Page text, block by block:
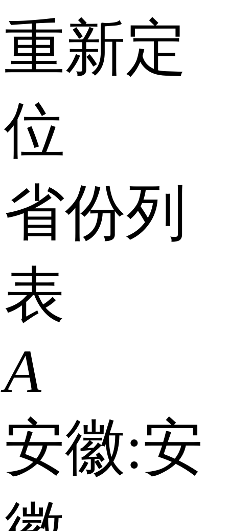
重新定
位
省份列
表
A
安徽:安